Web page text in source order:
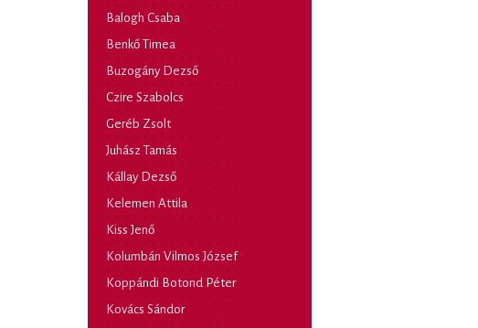
Balogh Csaba
Benkő Timea
Buzogány Dezső
Czire Szabolcs
Geréb Zsolt
Juhász Tamás
Kállay Dezső
Kelemen Attila
Kiss Jenő
Kolumbán Vilmos József
Koppándi Botond Péter
Kovács Sándor